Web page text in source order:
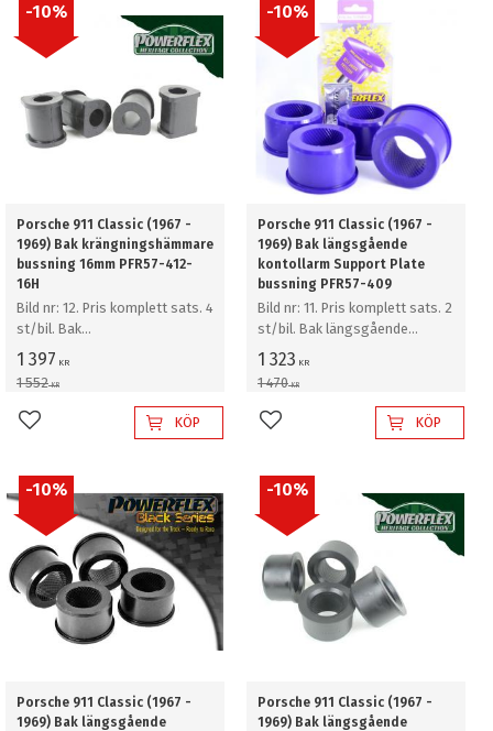
Porsche 911 Classic (1967 -
1969) Bak krängningshämmare
bussning 16mm PFR57-412-
16H
Bild nr: 12. Pris komplett sats. 4
st/bil. Bak
krängningshämmare bussning
16mm
1 397 KR
1 552KR
10%
Lägg till i favoriterKÖP
Porsche 911 Classic (1967 -
1969) Bak längsgående
kontollarm Support Plate
bussning PFR57-409
Bild nr: 11. Pris komplett sats. 2
st/bil. Bak längsgående
kontollarm Support Plate
bussning
1 323 KR
1 470KR
10%
Lägg till i favoriterKÖP
Porsche 911 Classic (1967 -
1969) Bak längsgående
10%
Porsche 911 Classic (1967 -
1969) Bak längsgående
10%